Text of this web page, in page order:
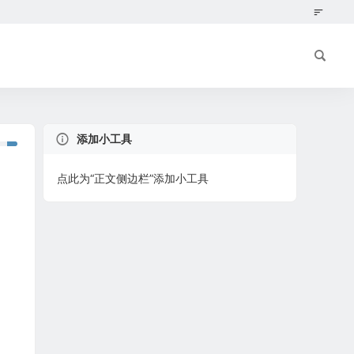
添加小工具
点此为“正文侧边栏”添加小工具